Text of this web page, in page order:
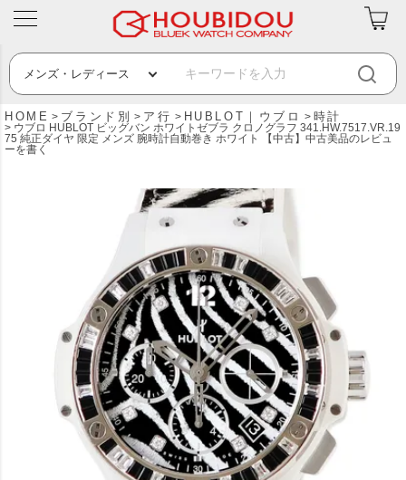
HOME ブランド別 ア行 HUBLOT｜ウブロ 時計
ウブロ HUBLOT ビッグバン ホワイトゼブラ クロノグラフ 341.HW.7517.VR.19
75 純正ダイヤ 限定 メンズ 腕時計自動巻き ホワイト 【中古】中古美品のレビュ
ーを書く